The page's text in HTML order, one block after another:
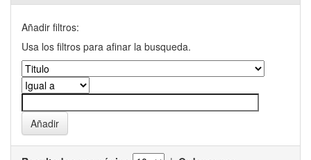
Añadir filtros:
Usa los filtros para afinar la busqueda.